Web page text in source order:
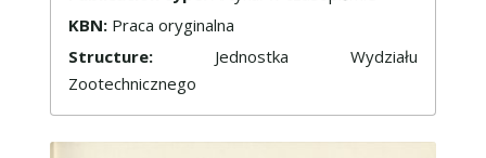
KBN: Praca oryginalna
Structure: Jednostka Wydziału
Zootechnicznego